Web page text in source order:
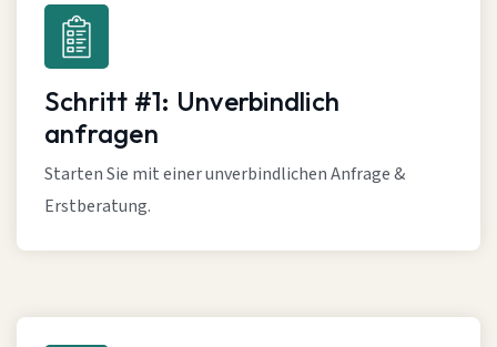
Schritt #1: Unverbindlich
anfragen
Starten Sie mit einer unverbindlichen Anfrage &
Erstberatung.